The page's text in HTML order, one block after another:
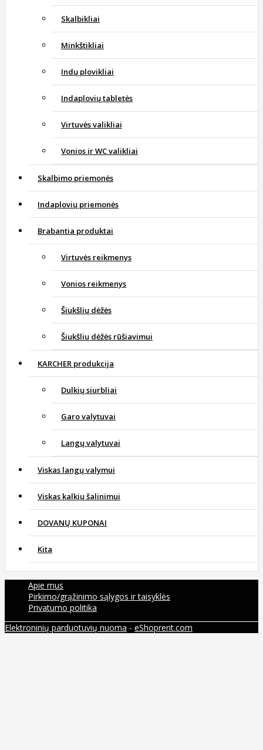
Skalbikliai
Minkštikliai
Indų plovikliai
Indaplovių tabletės
Virtuvės valikliai
Vonios ir WC valikliai
Skalbimo priemonės
Indaplovių priemonės
Brabantia produktai
Virtuvės reikmenys
Vonios reikmenys
Šiukšlių dėžės
Šiukšlių dėžės rūšiavimui
KARCHER produkcija
Dulkių siurbliai
Garo valytuvai
Langų valytuvai
Viskas langų valymui
Viskas kalkių šalinimui
DOVANŲ KUPONAI
Kita
Apie mus
Pirkimo/grąžinimo sąlygos ir taisyklės
Privatumo politika
Elektroninių parduotuvių nuoma - eShoprent.com